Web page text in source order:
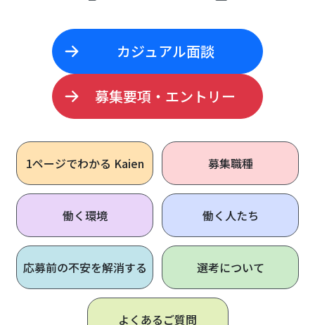
カジュアル面談
募集要項・エントリー
1ページでわかる Kaien 募集職種
働く環境 働く人たち
応募前の不安を解消する 選考について
よくあるご質問